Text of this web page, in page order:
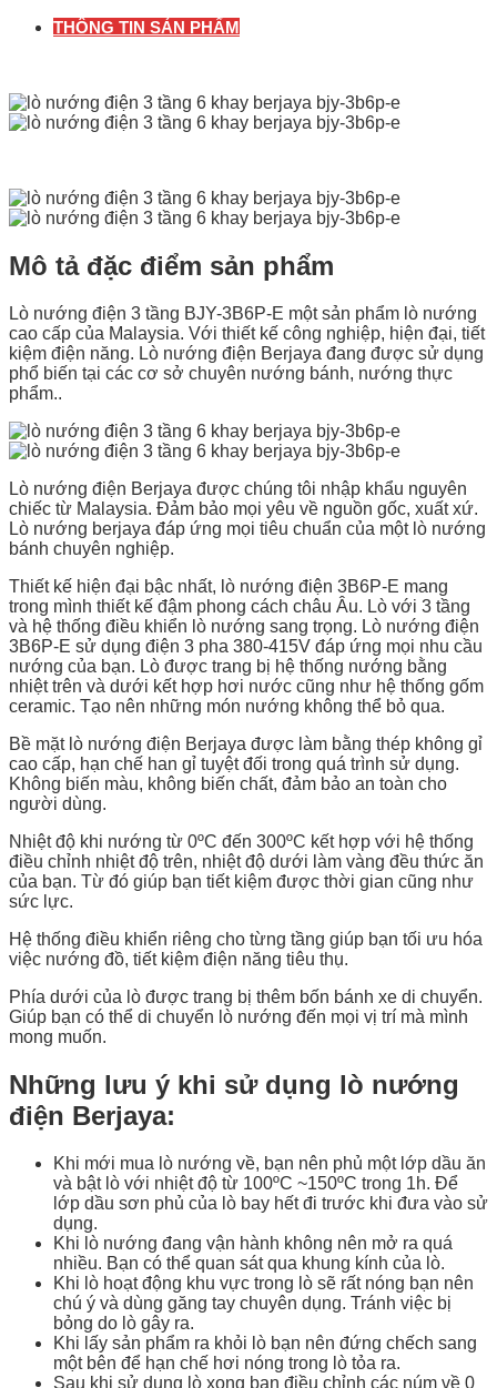
THÔNG TIN SẢN PHẨM
Mô tả đặc điểm sản phẩm
Lò nướng điện 3 tầng BJY-3B6P-E một sản phẩm lò nướng
cao cấp của Malaysia. Với thiết kế công nghiệp, hiện đại, tiết
kiệm điện năng. Lò nướng điện Berjaya đang được sử dụng
phổ biến tại các cơ sở chuyên nướng bánh, nướng thực
phẩm..
Lò nướng điện Berjaya được chúng tôi nhập khẩu nguyên
chiếc từ Malaysia. Đảm bảo mọi yêu về nguồn gốc, xuất xứ.
Lò nướng berjaya đáp ứng mọi tiêu chuẩn của một lò nướng
bánh chuyên nghiệp.
Thiết kế hiện đại bậc nhất, lò nướng điện 3B6P-E mang
trong mình thiết kế đậm phong cách châu Âu. Lò với 3 tầng
và hệ thống điều khiển lò nướng sang trọng. Lò nướng điện
3B6P-E sử dụng điện 3 pha 380-415V đáp ứng mọi nhu cầu
nướng của bạn. Lò được trang bị hệ thống nướng bằng
nhiệt trên và dưới kết hợp hơi nước cũng như hệ thống gốm
ceramic. Tạo nên những món nướng không thể bỏ qua.
Bề mặt lò nướng điện Berjaya được làm bằng thép không gỉ
cao cấp, hạn chế han gỉ tuyệt đối trong quá trình sử dụng.
Không biến màu, không biến chất, đảm bảo an toàn cho
người dùng.
Nhiệt độ khi nướng từ 0ºC đến 300ºC kết hợp với hệ thống
điều chỉnh nhiệt độ trên, nhiệt độ dưới làm vàng đều thức ăn
của bạn. Từ đó giúp bạn tiết kiệm được thời gian cũng như
sức lực.
Hệ thống điều khiển riêng cho từng tầng giúp bạn tối ưu hóa
việc nướng đồ, tiết kiệm điện năng tiêu thụ.
Phía dưới của lò được trang bị thêm bốn bánh xe di chuyển.
Giúp bạn có thể di chuyển lò nướng đến mọi vị trí mà mình
mong muốn.
Những lưu ý khi sử dụng lò nướng
điện Berjaya:
Khi mới mua lò nướng về, bạn nên phủ một lớp dầu ăn
và bật lò với nhiệt độ từ 100ºC ~150ºC trong 1h. Để
lớp dầu sơn phủ của lò bay hết đi trước khi đưa vào sử
dụng.
Khi lò nướng đang vận hành không nên mở ra quá
nhiều. Bạn có thể quan sát qua khung kính của lò.
Khi lò hoạt động khu vực trong lò sẽ rất nóng bạn nên
chú ý và dùng găng tay chuyên dụng. Tránh việc bị
bỏng do lò gây ra.
Khi lấy sản phẩm ra khỏi lò bạn nên đứng chếch sang
một bên để hạn chế hơi nóng trong lò tỏa ra.
Sau khi sử dụng lò xong bạn điều chỉnh các núm về 0